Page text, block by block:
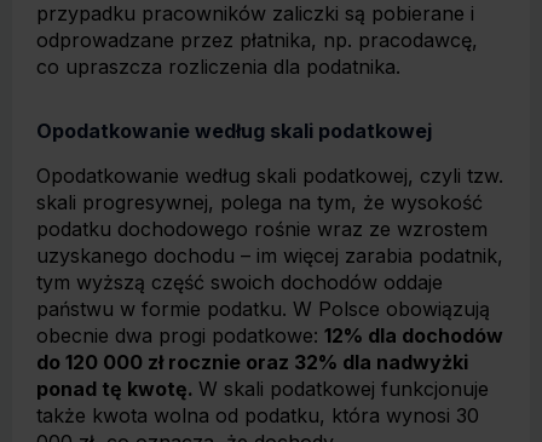
przypadku pracowników zaliczki są pobierane i
odprowadzane przez płatnika, np. pracodawcę,
co upraszcza rozliczenia dla podatnika.
Opodatkowanie według skali podatkowej
Opodatkowanie według skali podatkowej, czyli tzw.
skali progresywnej, polega na tym, że wysokość
podatku dochodowego rośnie wraz ze wzrostem
uzyskanego dochodu – im więcej zarabia podatnik,
tym wyższą część swoich dochodów oddaje
państwu w formie podatku. W Polsce obowiązują
obecnie dwa progi podatkowe: 12% dla dochodów
do 120 000 zł rocznie oraz 32% dla nadwyżki
ponad tę kwotę. W skali podatkowej funkcjonuje
także kwota wolna od podatku, która wynosi 30